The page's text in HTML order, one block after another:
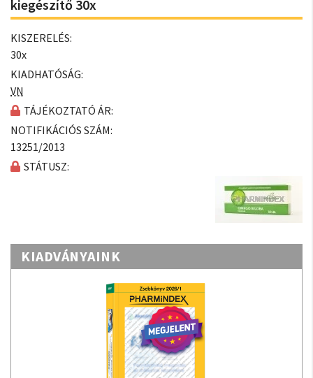
kiegészítő 30x
KISZERELÉS:
30x
KIADHATÓSÁG:
VN
TÁJÉKOZTATÓ ÁR:
NOTIFIKÁCIÓS SZÁM:
13251/2013
STÁTUSZ:
KIADVÁNYAINK